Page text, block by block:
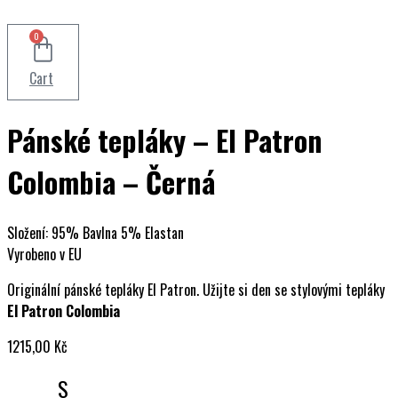
0
Cart
Pánské tepláky – El Patron
Colombia – Černá
Složení: 95% Bavlna 5% Elastan
Vyrobeno v EU
Originální pánské tepláky El Patron. Užijte si den se stylovými tepláky
El Patron Colombia
1215,00 Kč
S